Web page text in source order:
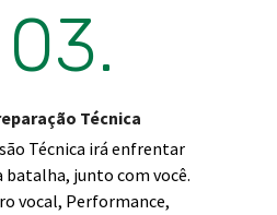
03.
Técnica
Técnica irá enfrentar
batalha, junto com você.
vocal, Performance,